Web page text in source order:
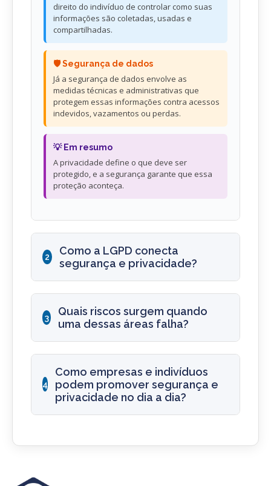
direito do indivíduo de controlar como suas
informações são coletadas, usadas e
compartilhadas.
🛡️ Segurança de dados
Já a segurança de dados envolve as
medidas técnicas e administrativas que
protegem essas informações contra acessos
indevidos, vazamentos ou perdas.
💡 Em resumo
A privacidade define o que deve ser
protegido, e a segurança garante que essa
proteção aconteça.
2
Como a LGPD conecta
segurança e privacidade?
3
Quais riscos surgem quando
uma dessas áreas falha?
4
Como empresas e indivíduos
podem promover segurança e
privacidade no dia a dia?